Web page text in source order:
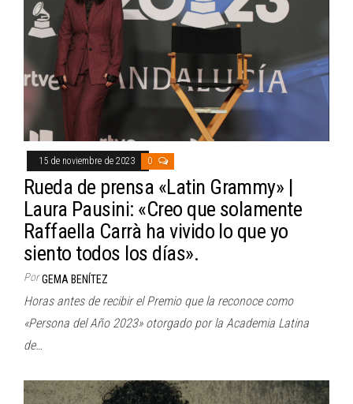
15 de noviembre de 2023 0
Rueda de prensa «Latin Grammy» |
Laura Pausini: «Creo que solamente
Raffaella Carrà ha vivido lo que yo
siento todos los días».
Por GEMA BENÍTEZ
Horas antes de recibir el Premio que la reconoce como
«Persona del Año 2023» otorgado por la Academia Latina
de…